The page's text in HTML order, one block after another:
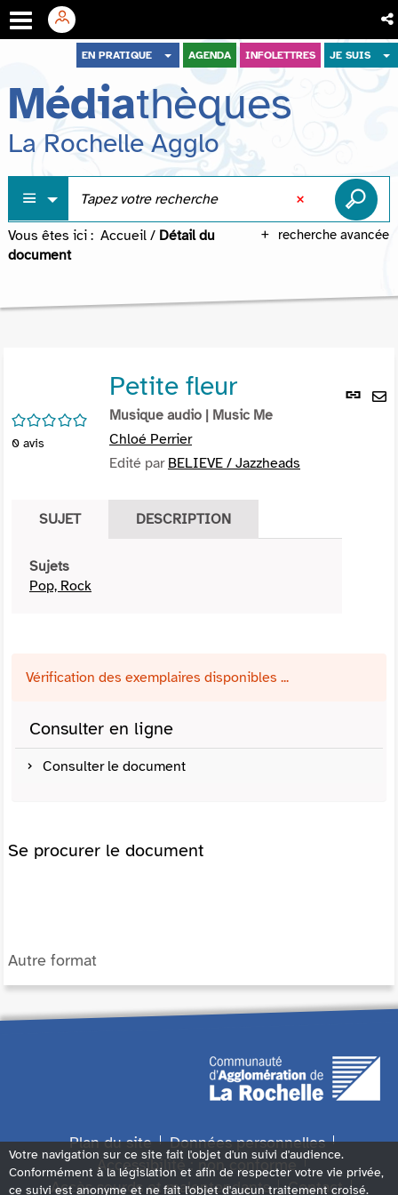
menu
contenu
recherche
EN PRATIQUE AGENDA INFOLETTRES JE SUIS
Médiathèques
La Rochelle Agglo
recherche avancée
Vous êtes ici : Accueil / Détail du
document
Lien
/5
0 avis
Petite fleur
Musique audio | Music Me
Chloé Perrier
Edité par BELIEVE / Jazzheads
SUJET DESCRIPTION
Sujets
Pop, Rock
Vérification des exemplaires disponibles ...
Consulter en ligne
Consulter le document
Se procurer le document
Autre format
Plan du site
Données personnelles
Accessibilité : non conforme
Accès sourds et malentendants
Contact
Votre navigation sur ce site fait l'objet d'un suivi d'audience.
Conformément à la législation et afin de respecter votre vie privée,
ce suivi est anonyme et ne fait l'objet d'aucun traitement croisé.